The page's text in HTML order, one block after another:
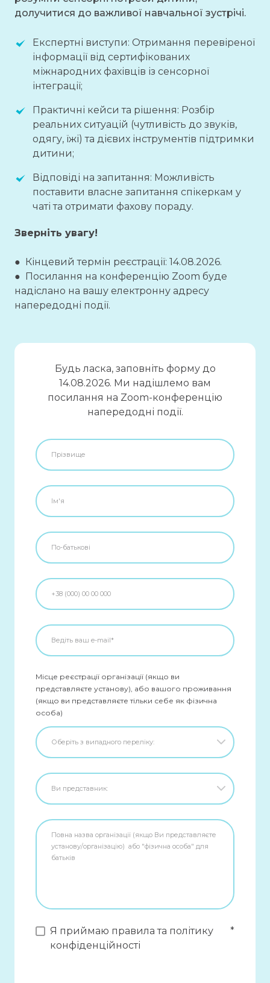
долучитися до важливої навчальної зустрічі.
Експертні виступи: Отримання перевіреної
інформації від сертифікованих
міжнародних фахівців із сенсорної
інтеграції;
Практичні кейси та рішення: Розбір
реальних ситуацій (чутливість до звуків,
одягу, їжі) та дієвих інструментів підтримки
дитини;
Відповіді на запитання: Можливість
поставити власне запитання спікеркам у
чаті та отримати фахову пораду.
Зверніть увагу!
● Кінцевий термін реєстрації: 14.08.2026.
● Посилання на конференцію Zoom буде
надіслано на вашу електронну адресу
напередодні події.
Будь ласка, заповніть форму до
14.08.2026. Ми надішлемо вам
посилання на Zoom-конференцію
напередодні події.
Місце реєстрації організації (якщо ви
представляєте установу), або вашого проживання
(якщо ви представляєте тільки себе як фізична
особа)
Я приймаю правила та політику
конфіденційності
*